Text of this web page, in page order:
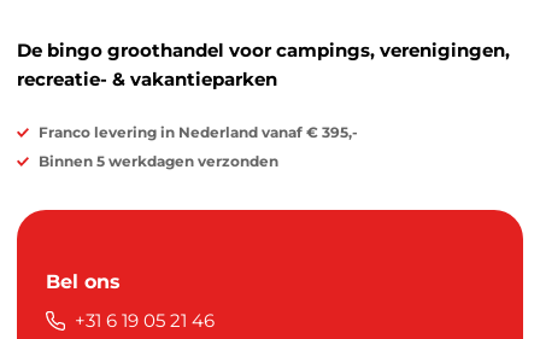
De bingo groothandel voor campings, verenigingen,
recreatie- & vakantieparken
Franco levering in Nederland vanaf € 395,-
Binnen 5 werkdagen verzonden
Bel ons
+31 6 19 05 21 46